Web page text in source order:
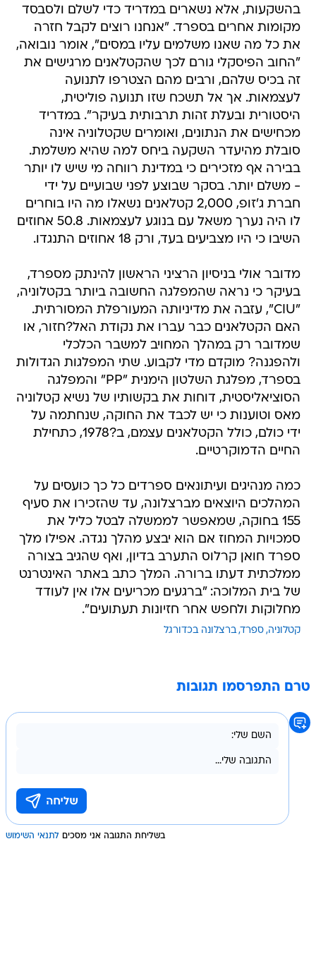
את כל מה שאנו משלמים עליו במסים", אומר נובואה,
"החוב הפיסקלי גורם לכך שהקטלאנים מרגישים את
זה בכיס שלהם, ורבים מהם הצטרפו לתנועה
לעצמאות. אך אל תשכח שזו תנועה פוליטית,
היסטורית ובעלת זהות תרבותית בעיקר". במדריד
מכחישים את הנתונים, ואומרים שקטלוניה אינה
סובלת מהיעדר השקעה ביחס למה שהיא משלמת.
בבירה אף מזכירים כי במדינת רווחה מי שיש לו יותר
- משלם יותר. בסקר שבוצע לפני שבועיים על ידי
חברת ג'זופ, 2,000 קטלאנים נשאלו מה היו בוחרים
לו היה נערך משאל עם בנוגע לעצמאות. 50.8 אחוזים
השיבו כי היו מצביעים בעד, ורק 18 אחוזים התנגדו.
מדובר אולי בניסיון הרציני הראשון להינתק מספרד,
"CIU", עזבה את מדיניותה המעורפלת המסורתית.
האם הקטלאנים כבר עברו את נקודת האל?חזור, או
שמדובר רק במהלך המחויב למשבר הכלכלי
ולהפגנה? מוקדם מדי לקבוע. שתי המפלגות הגדולות
בספרד, מפלגת השלטון הימנית "PP" והמפלגה
הסוציאליסטית, דוחות את בקשותיו של נשיא קטלוניה
מאס וטוענות כי יש לכבד את החוקה, שנחתמה על
ידי כולם, כולל הקטלאנים עצמם, ב?1978, כתחילת
החיים הדמוקרטיים.
כמה מנהיגים ועיתונאים ספרדים כל כך כועסים על
155 בחוקה, שמאפשר לממשלה לבטל כליל את
סמכויות המחוז אם הוא יבצע מהלך נגדה. אפילו מלך
ספרד חואן קרלוס התערב בדיון, ואף שהגיב בצורה
ממלכתית דעתו ברורה. המלך כתב באתר האינטרנט
של בית המלוכה: "ברגעים מכריעים אלו אין לעודד
מחלוקות ולחפש אחר חזיונות תעתועים".
קטלוניה ספרד ברצלונה בכדורגל
בשליחת התגובה אני מסכים לתנאי השימוש